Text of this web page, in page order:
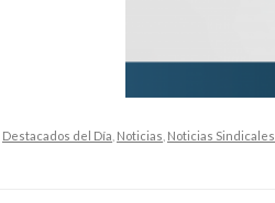
Destacados del Día Noticias Noticias Sindicales